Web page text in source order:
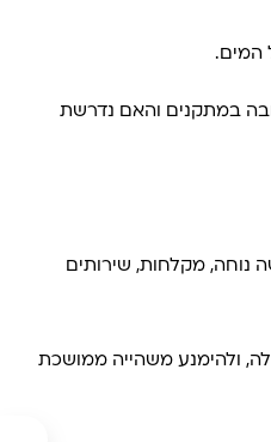
המים.
במתקנים והאם נדרשת
נוחה, מקלחות, שירותים
ולהימנע משהייה ממושכת